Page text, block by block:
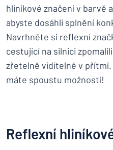
hliníkové značení v barvě
abyste dosáhli splnění
Navrhněte si reflexní
cestující na silnici
zřetelně viditelné v přítmí.
máte spoustu možností!
Reflexní